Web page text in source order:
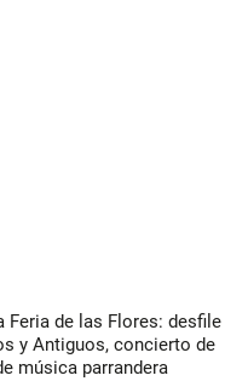
Feria de las Flores: desfile
y Antiguos, concierto de
música parrandera